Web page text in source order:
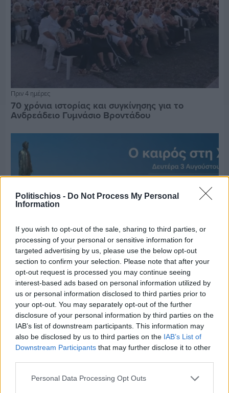
Politischios - Do Not Process My Personal
Information
If you wish to opt-out of the sale, sharing to third parties, or
processing of your personal or sensitive information for
targeted advertising by us, please use the below opt-out
section to confirm your selection. Please note that after your
opt-out request is processed you may continue seeing
interest-based ads based on personal information utilized by
us or personal information disclosed to third parties prior to
your opt-out. You may separately opt-out of the further
disclosure of your personal information by third parties on the
IAB’s list of downstream participants. This information may
also be disclosed by us to third parties on the IAB’s List of
Downstream Participants that may further disclose it to other
Personal Data Processing Opt Outs
Πριν 4 ημέρες
70 χρόνια ιστορίας και συγκίνησης για το
Ανδρεάδειο Γυμνάσιο Βροντάδου
Πριν 4 ημέρες
Ο καιρός στη Χίο, σήμερα 3 Αυγούστου 2026
Διαφήμιση